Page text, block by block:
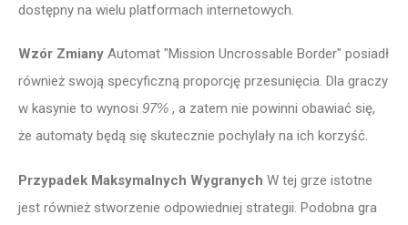
dostępny na wielu platformach internetowych.
Wzór Zmiany Automat "Mission Uncrossable Border" posiadł
również swoją specyficzną proporcję przesunięcia. Dla graczy
w kasynie to wynosi 97% , a zatem nie powinni obawiać się,
że automaty będą się skutecznie pochylały na ich korzyść.
Przypadek Maksymalnych Wygranych W tej grze istotne
jest również stworzenie odpowiedniej strategii. Podobna gra